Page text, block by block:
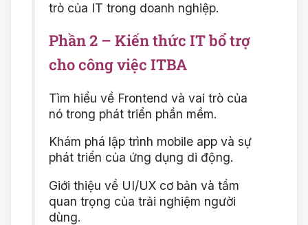
trò của IT trong doanh nghiệp.
Phần 2 – Kiến thức IT bổ trợ
cho công việc ITBA
Tìm hiểu về Frontend và vai trò của
nó trong phát triển phần mềm.
Khám phá lập trình mobile app và sự
phát triển của ứng dụng di động.
Giới thiệu về UI/UX cơ bản và tầm
quan trọng của trải nghiệm người
dùng.